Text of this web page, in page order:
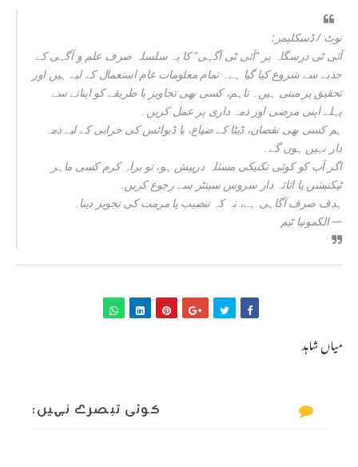
نوٹ / ڈسکلیمر:
آئی ٹی درسگاہ پر "آئی ٹی آگہی" کا یہ سلسلہ صرف علم و آگہی کے
جذبے سے شروع کیا گیا ہے۔ تمام معلومات عام استعمال کے لیے ہیں اور
تحقیق پر مبنی ہیں۔ تاہم، کسی بھی تجاویز یا طریقے کو اپنانے سے
پہلے اپنی مرضی اور ذمہ داری پر عمل کریں۔
ہم کسی بھی نقصان، ڈیٹا کے ضیاع، یا ڈیوائس کی خرابی کے لیےذمہ
دار نہیں ہوں گے۔
اگر آپ کو کوئی تکنیکی مسئلہ درپیش ہو، تو براہِ کرم کسی ماہر
ٹیکنیشن یا اثاثہ دار سروس سینٹر سے رجوع کریں۔
ہدف صرف آگاہی ہے، نہ کہ تنصیب یا مرمت کی تجویز دینا۔
—الکمونیا ٹیم
میاں شاہد
کوئی تبصرے نہیں: